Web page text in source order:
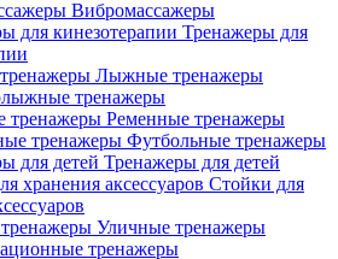
Вибромассажеры
Тренажеры для
Лыжные тренажеры
тренажеры
Ременные тренажеры
Футбольные тренажеры
Тренажеры для детей
Стойки для
Уличные тренажеры